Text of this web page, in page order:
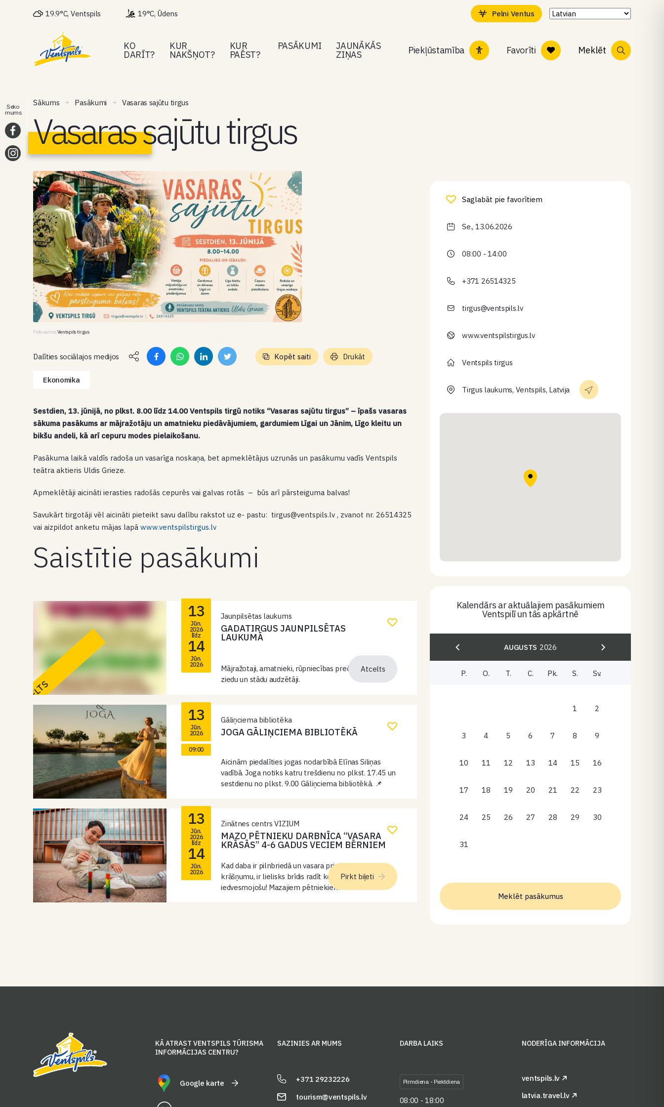
19.9°C, Ventspils 19°C, Ūdens Pelni Ventus
KO
DARĪT?
KUR
NAKŠŅOT?
KUR
PAĒST?
PASĀKUMI JAUNĀKĀS
ZIŅAS Piekļūstamība Favorīti Meklēt
Sākums Pasākumi Vasaras sajūtu tirgus
Vasaras sajūtu tirgus
Foto autorsVentspils tirgus
Dalīties sociālajos medijos Kopēt saiti Drukāt
Ekonomika
Sestdien, 13. jūnijā, no plkst. 8.00 līdz 14.00 Ventspils tirgū notiks “Vasaras sajūtu tirgus” – īpašs vasaras
sākuma pasākums ar mājražotāju un amatnieku piedāvājumiem, gardumiem Līgai un Jānim, Līgo kleitu un
bikšu andeli, kā arī cepuru modes pielaikošanu.
Pasākuma laikā valdīs radoša un vasarīga noskaņa, bet apmeklētājus uzrunās un pasākumu vadīs Ventspils
teātra aktieris Uldis Grieze.
Apmeklētāji aicināti ierasties radošās cepurēs vai galvas rotās – būs arī pārsteiguma balvas!
Savukārt tirgotāji vēl aicināti pieteikt savu dalību rakstot uz e- pastu: tirgus@ventspils.lv , zvanot nr. 26514325
vai aizpildot anketu mājas lapāwww.ventspilstirgus.lv
Saistītie pasākumi
13
Jūn.
2026
līdz
14
Jūn.
2026
ATCELTS
Jaunpilsētas laukums
GADATIRGUS JAUNPILSĒTAS
LAUKUMĀ
Mājražotaji, amatnieki, rūpniecības preču tirgotāji,
ziedu un stādu audzētāji.
Atcelts
13
Jūn.
2026
09:00
Gāliņciema bibliotēka
JOGA GĀLIŅCIEMA BIBLIOTĒKĀ
Aicinām piedalīties jogas nodarbībā Elīnas Siliņas
vadībā. Joga notiks katru trešdienu no plkst. 17.45 un
sestdienu no plkst. 9.00 Gāliņciema bibliotēkā. 📌
13
Jūn.
2026
līdz
14
Jūn.
2026
Zinātnes centrs VIZIUM
MAZO PĒTNIEKU DARBNĪCA “VASARA
KRĀSĀS” 4-6 GADUS VECIEM BĒRNIEM
Kad daba ir pilnbriedā un vasara priecē ar savu
krāšņumu, ir lielisks brīdis radīt ko spilgtu un
iedvesmojošu! Mazajiem pētniekiem būs
Pirkt biļeti
Saglabāt pie favorītiem
Se., 13.06.2026
08:00 - 14:00
+371 26514325
tirgus@ventspils.lv
www.ventspilstirgus.lv
Ventspils tirgus
Tirgus laukums, Ventspils, Latvija
Kalendārs ar aktuālajiem pasākumiem
Ventspilī un tās apkārtnē
AUGUSTS 2026
P. O. T. C. Pk. S. Sv.
1 2
3 4 5 6 7 8 9
10 11 12 13 14 15 16
17 18 19 20 21 22 23
24 25 26 27 28 29 30
31
Meklēt pasākumus
Seko
mums
KĀ ATRAST VENTSPILS TŪRISMA
INFORMĀCIJAS CENTRU?
SAZINIES AR MUMS DARBA LAIKS NODERĪGA INFORMĀCIJA
Google karte
+371 29232226
tourism@ventspils.lv
Pirmdiena - Piektdiena
08:00 - 18:00
ventspils.lv
latvia.travel.lv